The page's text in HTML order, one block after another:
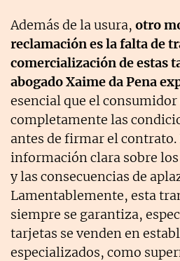
Además de la usura, otro
reclamación es la falta de
comercialización de estas
abogado Xaime da Pena
esencial que el
completamente las
antes de firmar el
información clara sobre
y las consecuencias de
Lamentablemente, esta
siempre se garantiza,
tarjetas se venden en
especializados, como